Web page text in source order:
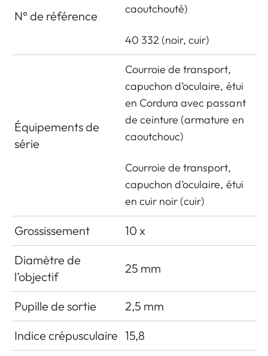
N° de référence
caoutchouté)
40 332 (noir, cuir)
Équipements de
série
Courroie de transport,
capuchon d’oculaire, étui
en Cordura avec passant
de ceinture (armature en
caoutchouc)
Courroie de transport,
capuchon d’oculaire, étui
en cuir noir (cuir)
Grossissement
10 x
Diamètre de
l’objectif
25 mm
Pupille de sortie
2,5 mm
Indice crépusculaire 15,8